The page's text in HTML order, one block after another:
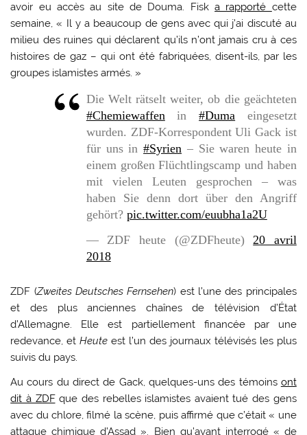
avoir eu accès au site de Douma. Fiska rapporté cette
semaine, « Il y a beaucoup de gens avec qui j’ai discuté au
milieu des ruines qui déclarent qu’ils n’ont jamais cru à ces
histoires de gaz – qui ont été fabriquées, disent-ils, par les
groupes islamistes armés. »
Die Welt rätselt weiter, ob die geächteten
#Chemiewaffen in#Duma eingesetzt
wurden. ZDF-Korrespondent Uli Gack ist
für uns in#Syrien – Sie waren heute in
einem großen Flüchtlingscamp und haben
mit vielen Leuten gesprochen – was
haben Sie denn dort über den Angriff
gehört? pic.twitter.com/euubha1a2U
— ZDF heute (@ZDFheute)20 avril
2018
ZDF (Zweites Deutsches Fernsehen) est l’une des principales
et des plus anciennes chaînes de télévision d’État
d’Allemagne. Elle est partiellement financée par une
redevance, etHeute est l’un des journaux télévisés les plus
suivis du pays.
Au cours du direct de Gack, quelques-uns des témoins ont
dit à ZDFque des rebelles islamistes avaient tué des gens
avec du chlore, filmé la scène, puis affirmé que c’était « une
attaque chimique d’Assad ». Bien qu’ayant interrogé « de